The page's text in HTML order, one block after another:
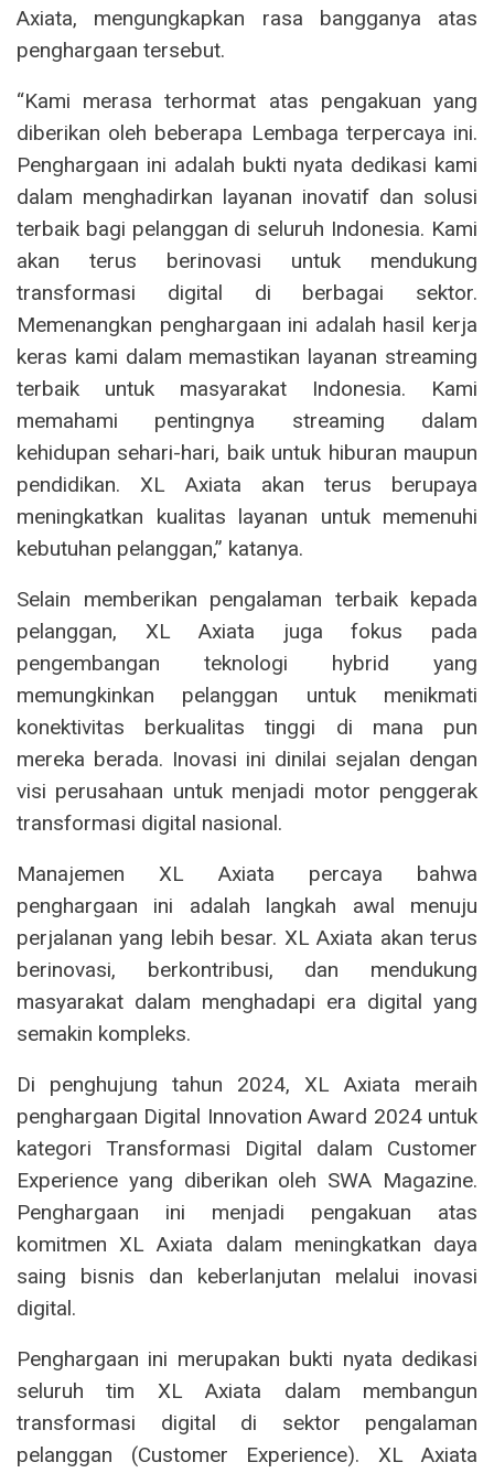
Axiata, mengungkapkan rasa bangganya atas
penghargaan tersebut.
“Kami merasa terhormat atas pengakuan yang
diberikan oleh beberapa Lembaga terpercaya ini.
Penghargaan ini adalah bukti nyata dedikasi kami
dalam menghadirkan layanan inovatif dan solusi
terbaik bagi pelanggan di seluruh Indonesia. Kami
akan terus berinovasi untuk mendukung
transformasi digital di berbagai sektor.
Memenangkan penghargaan ini adalah hasil kerja
keras kami dalam memastikan layanan streaming
terbaik untuk masyarakat Indonesia. Kami
memahami pentingnya streaming dalam
kehidupan sehari-hari, baik untuk hiburan maupun
pendidikan. XL Axiata akan terus berupaya
meningkatkan kualitas layanan untuk memenuhi
kebutuhan pelanggan,” katanya.
Selain memberikan pengalaman terbaik kepada
pelanggan, XL Axiata juga fokus pada
pengembangan teknologi hybrid yang
memungkinkan pelanggan untuk menikmati
konektivitas berkualitas tinggi di mana pun
mereka berada. Inovasi ini dinilai sejalan dengan
visi perusahaan untuk menjadi motor penggerak
transformasi digital nasional.
Manajemen XL Axiata percaya bahwa
penghargaan ini adalah langkah awal menuju
perjalanan yang lebih besar. XL Axiata akan terus
berinovasi, berkontribusi, dan mendukung
masyarakat dalam menghadapi era digital yang
semakin kompleks.
Di penghujung tahun 2024, XL Axiata meraih
penghargaan Digital Innovation Award 2024 untuk
kategori Transformasi Digital dalam Customer
Experience yang diberikan oleh SWA Magazine.
Penghargaan ini menjadi pengakuan atas
komitmen XL Axiata dalam meningkatkan daya
saing bisnis dan keberlanjutan melalui inovasi
digital.
Penghargaan ini merupakan bukti nyata dedikasi
seluruh tim XL Axiata dalam membangun
transformasi digital di sektor pengalaman
pelanggan (Customer Experience). XL Axiata